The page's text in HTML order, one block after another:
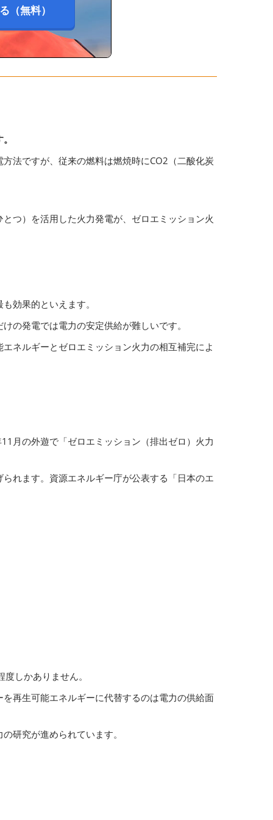
（無料）
法ですが、従来の燃料は燃焼時にCO2（二酸化炭
つ）を活用した火力発電が、ゼロエミッション火
効果的といえます。
の発電では電力の安定供給が難しいです。
ネルギーとゼロエミッション火力の相互補完によ
月の外遊で「ゼロエミッション（排出ゼロ）火力
れます。資源エネルギー庁が公表する「日本のエ
しかありません。
再生可能エネルギーに代替するのは電力の供給面
研究が進められています。